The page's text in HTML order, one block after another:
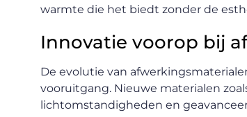
warmte die het biedt zonder de
Innovatie voorop bij
De evolutie van
vooruitgang. Nieuwe materialen
lichtomstandigheden en